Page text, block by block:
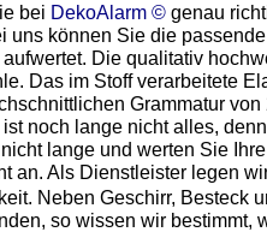
bei DekoAlarm © genau
können Sie die
Die qualitativ
Das im Stoff verarbeitete
Grammatur
noch lange nicht alles,
lange und werten Sie
an. Als Dienstleister legen
Neben Geschirr, Besteck
so wissen wir bestimmt,